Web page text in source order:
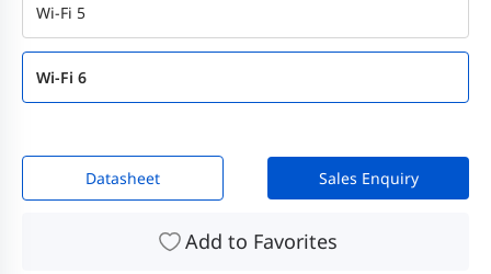
Wi-Fi 5
Wi-Fi 6
Datasheet Sales Enquiry
Add to Favorites